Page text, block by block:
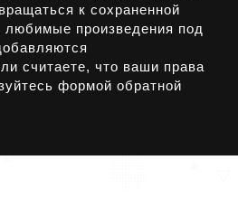
к сохраненной
любимые произведения под
считаете, что ваши права
формой обратной